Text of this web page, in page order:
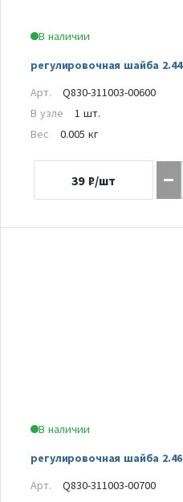
В наличии
регулировочная шайба 2.44
Арт.
Q830-311003-00600
В узле
1 шт.
Вес
0.005 кг
39 ₽/шт
В наличии
регулировочная шайба 2.46
Арт.
Q830-311003-00700